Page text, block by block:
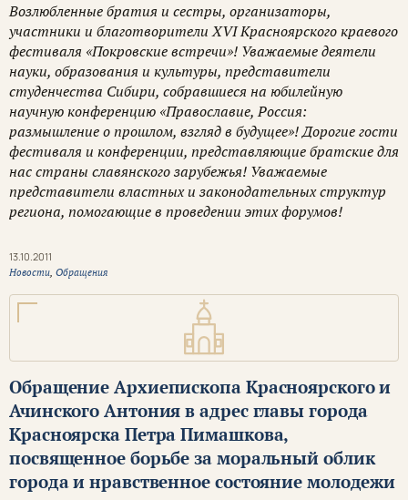
Возлюбленные братия и сестры, организаторы,
участники и благотворители XVI Красноярского краевого
фестиваля «Покровские встречи»! Уважаемые деятели
науки, образования и культуры, представители
студенчества Сибири, собравшиеся на юбилейную
научную конференцию «Православие, Россия:
размышление о прошлом, взгляд в будущее»! Дорогие гости
фестиваля и конференции, представляющие братские для
нас страны славянского зарубежья! Уважаемые
представители властных и законодательных структур
региона, помогающие в проведении этих форумов!
13.10.2011
Новости, Обращения
Обращение Архиепископа Красноярского и
Ачинского Антония в адрес главы города
Красноярска Петра Пимашкова,
посвященное борьбе за моральный облик
города и нравственное состояние молодежи